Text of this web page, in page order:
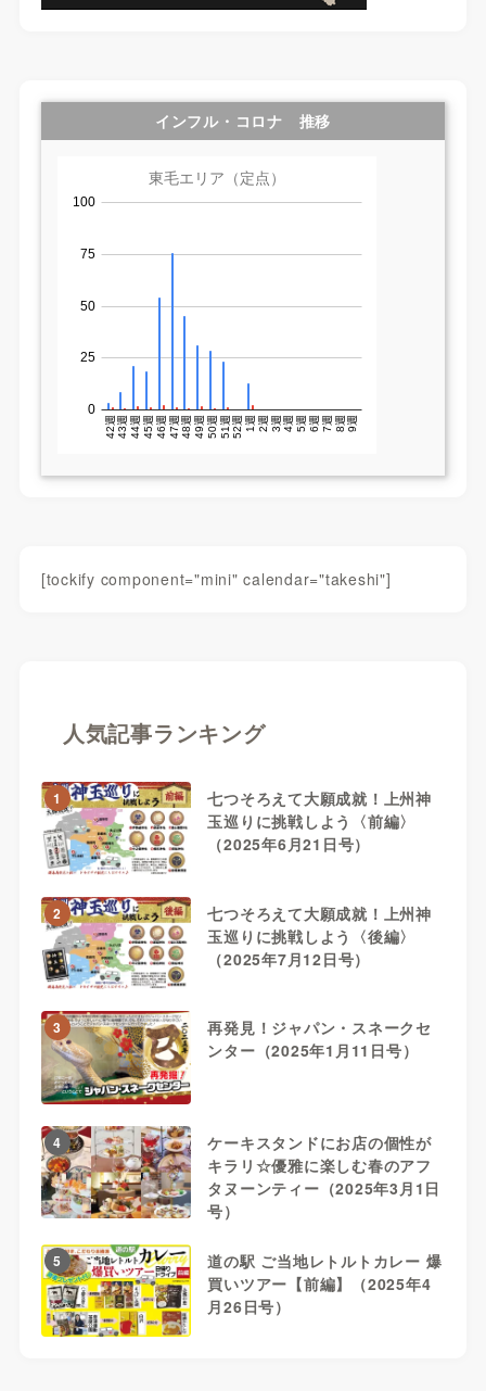
インフル・コロナ 推移
[tockify component="mini" calendar="takeshi"]
人気記事ランキング
1
七つそろえて大願成就！上州神
玉巡りに挑戦しよう〈前編〉
（2025年6月21日号）
2
七つそろえて大願成就！上州神
玉巡りに挑戦しよう〈後編〉
（2025年7月12日号）
3
再発見！ジャパン・スネークセ
ンター（2025年1月11日号）
4
ケーキスタンドにお店の個性が
キラリ☆優雅に楽しむ春のアフ
タヌーンティー（2025年3月1日
号）
5
道の駅 ご当地レトルトカレー 爆
買いツアー【前編】（2025年4
月26日号）